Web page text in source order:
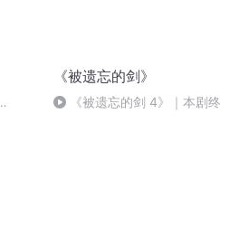
《被遗忘的剑》
《被遗忘的剑 4》｜本剧终